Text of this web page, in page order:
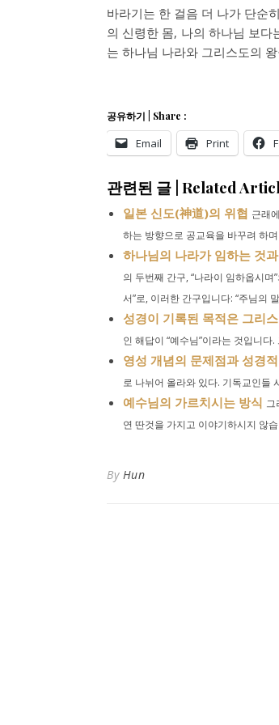
바라기는 한 걸음 더 나가 단순
의 신령한 몸, 나의 하나님 보
는 하나님 나라와 그리스도의
공유하기 | Share :
Email Print
관련된 글 | Related
일본 신도(神道)의 위협 근래
하는 방향으로 공교육을 바꾸려 하
하나님의 나라가 임하는 것
의 두번째 간구, “나라이 임하옵시
서”로, 이러한 간구입니다: “주님의
성경이 기록된 목적은 그리
인 해답이 “예수님”이라는 것입니
영성 개념의 문제점과 성경
로 나뉘어 올라와 있다. 기독교인들
예수님의 가르치시는 방식 그
연 딴것을 가지고 이야기하시지 않
By Hun